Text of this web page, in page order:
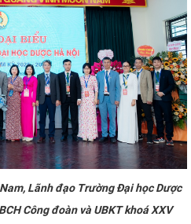
Lãnh đạo Trường Đại học Dược
Công đoàn và UBKT khoá XXV